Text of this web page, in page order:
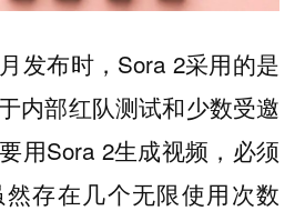
发布时，Sora 2采用的是
内部红队测试和少数受邀
用Sora 2生成视频，必须
存在几个无限使用次数